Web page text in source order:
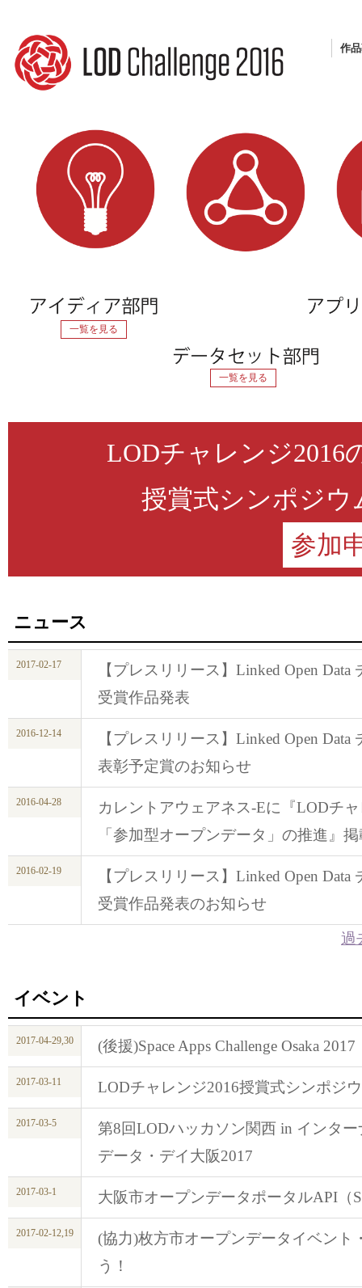
作
一覧を見る
一覧を見る
LODチャレンジ2016
授賞式シンポジウ
参加
ニュース
2017-02-17
【プレスリリース】Linked Open Data
受賞作品発表
2016-12-14
【プレスリリース】Linked Open Data
表彰予定賞のお知らせ
2016-04-28
カレントアウェアネス-Eに『LODチ
「参加型オープンデータ」の推進』
2016-02-19
【プレスリリース】Linked Open Data
受賞作品発表のお知らせ
過
イベント
2017-04-29,30 (後援)Space Apps Challenge Osaka 2017
2017-03-11 LODチャレンジ2016授賞式シンポジ
2017-03-5
第8回LODハッカソン関西 in インタ
データ・デイ大阪2017
2017-03-1 大阪市オープンデータポータルAPI（
2017-02-12,19
(協力)枚方市オープンデータイベント
う！